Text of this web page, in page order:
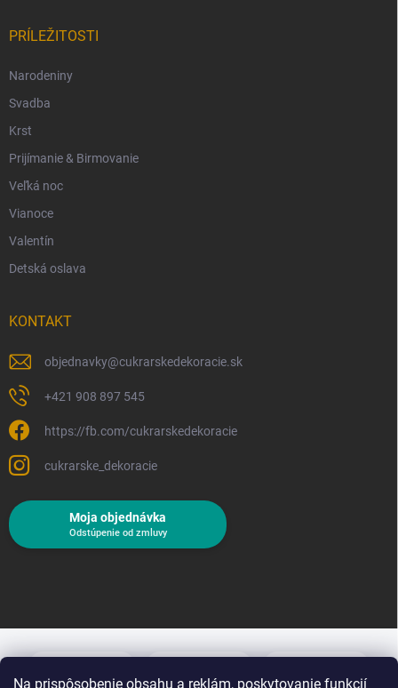
Na prispôsobenie obsahu a reklám, poskytovanie funkcií
PRÍLEŽITOSTI
Narodeniny
Svadba
Krst
Prijímanie & Birmovanie
Veľká noc
Vianoce
Valentín
Detská oslava
KONTAKT
objednavky@cukrarskedekoracie.sk
+421 908 897 545
https://fb.com/cukrarskedekoracie
cukrarske_dekoracie
Moja objednávka
Odstúpenie od zmluvy